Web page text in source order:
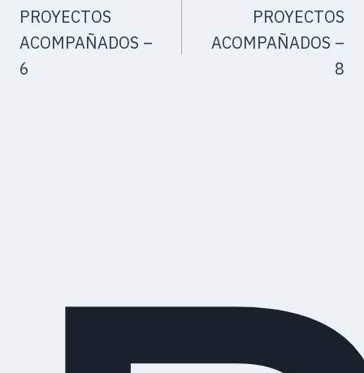
PROYECTOS
ACOMPAÑADOS –
6
PROYECTOS
ACOMPAÑADOS –
8